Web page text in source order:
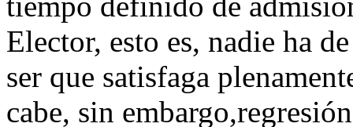
Elector, esto es, nadie ha
ser que satisfaga
cabe, sin